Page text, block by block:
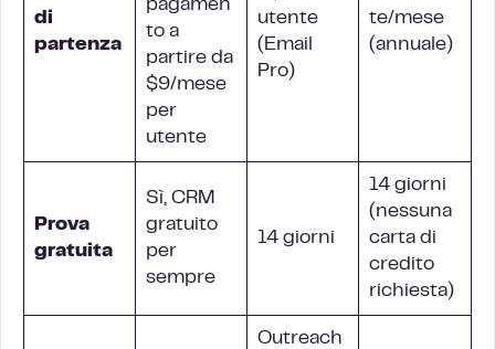
di
partenza
pagamen
to a
partire da
$9/mese
per
utente
utente
(Email
Pro)
te/mese
(annuale)
Prova
gratuita
Sì, CRM
gratuito
per
sempre
14 giorni
14 giorni
(nessuna
carta di
credito
richiesta)
Outreach